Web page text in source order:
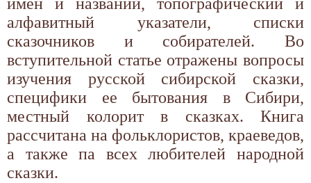
алфавитный указатели, списки
сказочников и собирателей. Во
вступительной статье отражены вопросы
изучения русской сибирской сказки,
специфики ее бытования в Сибири,
местный колорит в сказках. Книга
рассчитана на фольклористов, краеведов,
а также па всех любителей народной
сказки.